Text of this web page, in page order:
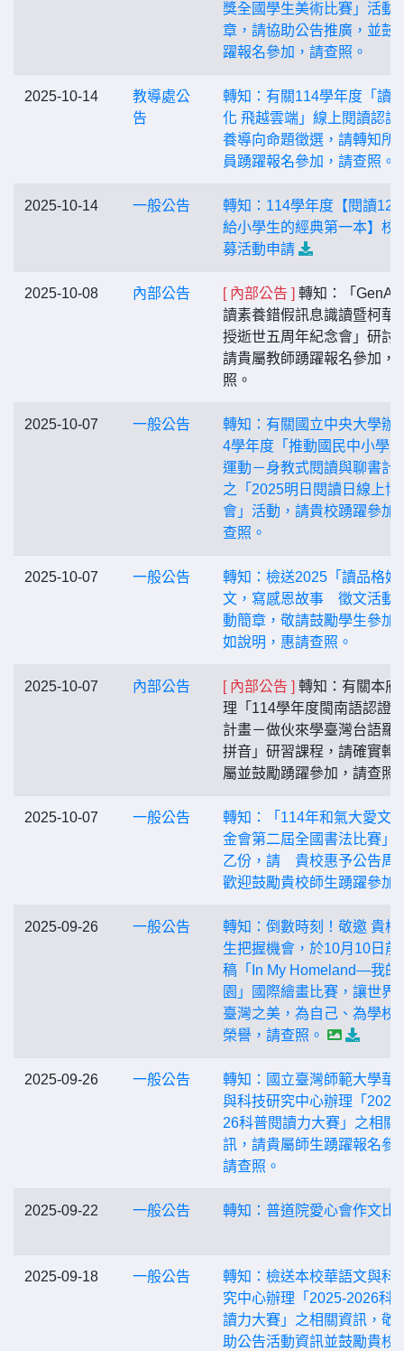
獎全國學生美術比賽」活動
章，請協助公告推廣，並鼓
躍報名參加，請查照。
2025-10-14
教導處公
告
轉知：有關114學年度「讀
化 飛越雲端」線上閱讀認證
養導向命題徵選，請轉知所
員踴躍報名參加，請查照。
2025-10-14 一般公告
轉知：114學年度【閱讀123
給小學生的經典第一本】校
募活動申請
2025-10-08 內部公告 [ 內部公告 ] 轉知：「GenAI
讀素養錯假訊息識讀暨柯華
授逝世五周年紀念會」研討
請貴屬教師踴躍報名參加，
照。
2025-10-07 一般公告
轉知：有關國立中央大學辦
4學年度「推動國民中小學
運動－身教式閱讀與聊書計
之「2025明日閱讀日線上博
會」活動，請貴校踴躍參加
查照。
2025-10-07 一般公告
轉知：檢送2025「讀品格好
文，寫感恩故事 徵文活動
動簡章，敬請鼓勵學生參加
如說明，惠請查照。
2025-10-07 內部公告 [ 內部公告 ] 轉知：有關本府
理「114學年度閩南語認證
計畫－做伙來學臺灣台語羅
拼音」研習課程，請確實轉
屬並鼓勵踴躍參加，請查照
2025-10-07 一般公告
轉知：「114年和氣大愛文
金會第二屆全國書法比賽」
乙份，請 貴校惠予公告周
歡迎鼓勵貴校師生踴躍參加
2025-09-26 一般公告
轉知：倒數時刻！敬邀 貴校
生把握機會，於10月10日前
稿「In My Homeland—我的
園」國際繪畫比賽，讓世界
臺灣之美，為自己、為學校
榮譽，請查照。
2025-09-26 一般公告
轉知：國立臺灣師範大學華
與科技研究中心辦理「
26科普閱讀力大賽」之相關
訊，請貴屬師生踴躍報名參
請查照。
2025-09-22 一般公告 轉知：普道院愛心會作文比
2025-09-18 一般公告
轉知：檢送本校華語文與科
究中心辦理「2025-2026科
讀力大賽」之相關資訊，敬
助公告活動資訊並鼓勵貴校